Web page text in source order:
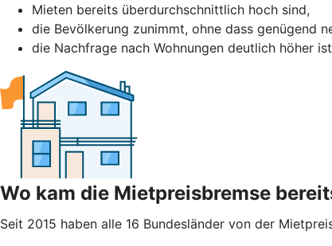
Mieten bereits überdurchschnittlich hoch sind,
die Bevölkerung zunimmt, ohne dass genügend
die Nachfrage nach Wohnungen deutlich höher
Wo kam die Mietpreisbremse
Seit 2015 haben alle 16 Bundesländer von der